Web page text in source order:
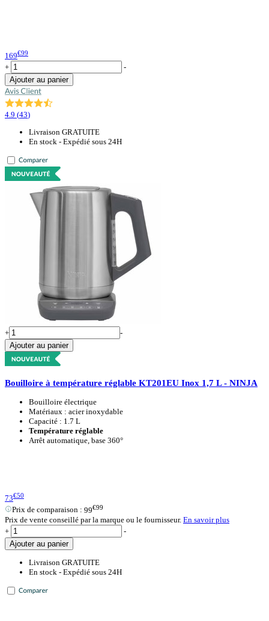
169€99
+
-
Ajouter au panier
4.9 (43)
Livraison GRATUITE
En stock - Expédié sous 24H
+
-
Ajouter au panier
Bouilloire à température réglable KT201EU Inox 1,7 L - NINJA
Bouilloire électrique
Matériaux : acier inoxydable
Capacité : 1.7 L
Température réglable
Arrêt automatique, base 360°
73€50
Prix de comparaison : 99€99
Prix de vente conseillé par la marque ou le fournisseur. En savoir plus
+
-
Ajouter au panier
Livraison GRATUITE
En stock - Expédié sous 24H